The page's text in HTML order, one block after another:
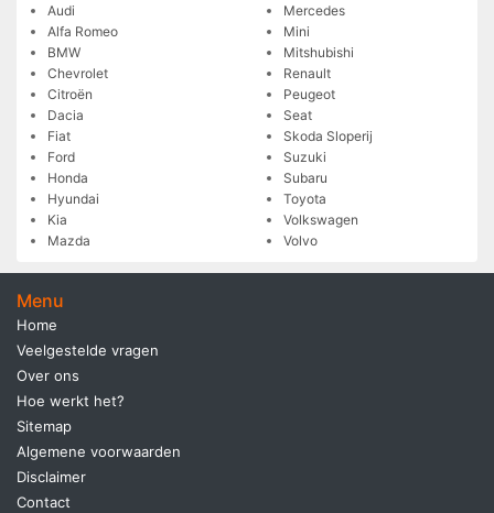
Audi
Alfa Romeo
BMW
Chevrolet
Citroën
Dacia
Fiat
Ford
Honda
Hyundai
Kia
Mazda
Mercedes
Mini
Mitshubishi
Renault
Peugeot
Seat
Skoda Sloperij
Suzuki
Subaru
Toyota
Volkswagen
Volvo
Menu
Home
Veelgestelde vragen
Over ons
Hoe werkt het?
Sitemap
Algemene voorwaarden
Disclaimer
Contact